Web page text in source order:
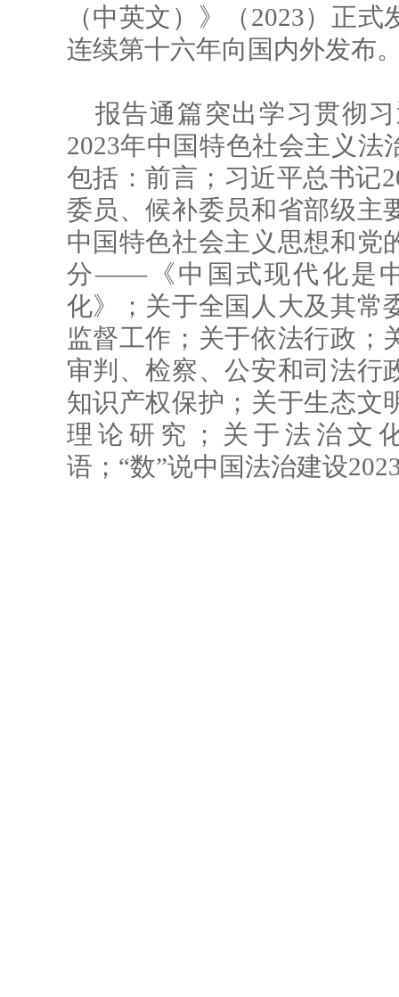
（中英文）》（2023）正
连续第十六年向国内外发布
报告通篇突出学习贯彻
2023年中国特色社会主义
包括：前言；习近平总书记
委员、候补委员和省部级主
中国特色社会主义思想和党
分——《中国式现代化是
化》；关于全国人大及其常
监督工作；关于依法行政；
审判、检察、公安和司法行
知识产权保护；关于生态文
理论研究；关于法治文
语；“数”说中国法治建设